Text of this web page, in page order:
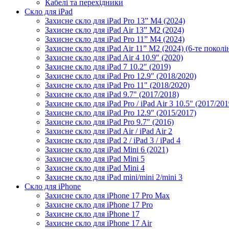
Кабелі та перехідники
Скло для iPad
Захисне скло для iPad Pro 13” M4 (2024)
Захисне скло для iPad Air 13” M2 (2024)
Захисне скло для iPad Pro 11” M4 (2024)
Захисне скло для iPad Air 11” M2 (2024) (6-те
Захисне скло для iPad Air 4 10.9" (2020)
Захисне скло для iPad 7 10.2" (2019)
Захисне скло для iPad Pro 12.9" (2018/2020)
Захисне скло для iPad Pro 11" (2018/2020)
Захисне скло для iPad 9.7" (2017/2018)
Захисне скло для iPad Pro / iPad Air 3 10.5" (2017/
Захисне скло для iPad Pro 12.9" (2015/2017)
Захисне скло для iPad Pro 9.7" (2016)
Захисне скло для iPad Air / iPad Air 2
Захисне скло для iPad 2 / iPad 3 / iPad 4
Захисне скло для iPad Mini 6 (2021)
Захисне скло для iPad Mini 5
Захисне скло для iPad Mini 4
Захисне скло для iPad mini/mini 2/mini 3
Скло для iPhone
Захисне скло для iPhone 17 Pro Max
Захисне скло для iPhone 17 Pro
Захисне скло для iPhone 17
Захисне скло для iPhone 17 Air